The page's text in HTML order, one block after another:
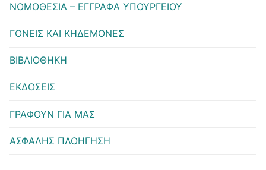
ΝΟΜΟΘΕΣΙΑ – ΕΓΓΡΑΦΑ ΥΠΟΥΡΓΕΙΟΥ
ΓΟΝΕΙΣ ΚΑΙ ΚΗΔΕΜΟΝΕΣ
ΒΙΒΛΙΟΘΗΚΗ
ΕΚΔΟΣΕΙΣ
ΓΡΑΦΟΥΝ ΓΙΑ ΜΑΣ
ΑΣΦΑΛΗΣ ΠΛΟΗΓΗΣΗ